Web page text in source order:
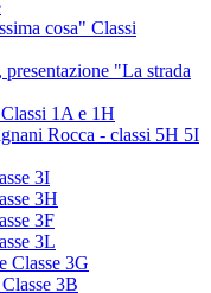
cosa" Classi
"La strada
1A e 1H
Rocca - classi 5H 5I
3I
3H
3F
3L
Classe 3G
3B